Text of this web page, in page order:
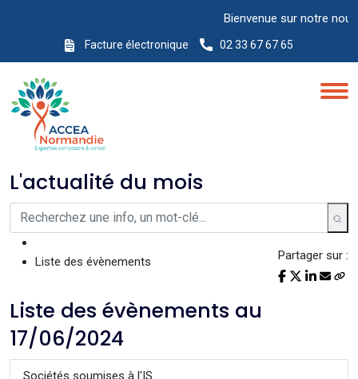
Bienvenue sur notre
Facture électronique 02 33 67 67 65
L'actualité du mois
Liste des évènements Partager sur :
Liste des évènements au
17/06/2024